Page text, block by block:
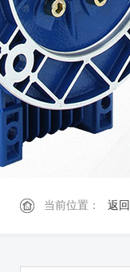
当前位置： 返